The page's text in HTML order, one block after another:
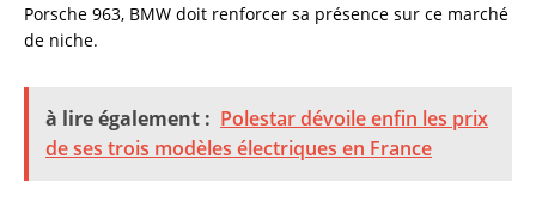
Porsche 963, BMW doit renforcer sa présence sur ce marché
de niche.
à lire également : Polestar dévoile enfin les prix
de ses trois modèles électriques en France